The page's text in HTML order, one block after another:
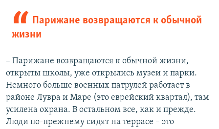
Парижане возвращаются к обычной
жизни
– Парижане возвращаются к обычной жизни,
открыты школы, уже открылись музеи и парки.
Немного больше военных патрулей работает в
районе Лувра и Маре (это еврейский квартал), там
усилена охрана. В остальном все, как и прежде.
Люди по-прежнему сидят на террасе – это